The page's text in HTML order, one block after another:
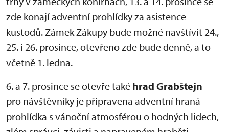
zde konají adventní prohlídky za asistence
kustodů. Zámek Zákupy bude možné navštívit 24.,
25. i 26. prosince, otevřeno zde bude denně, a to
včetně 1. ledna.
6. a 7. prosince se otevře také hrad Grabštejn –
pro návštěvníky je připravena adventní hraná
prohlídka s vánoční atmosférou o hodných lidech,